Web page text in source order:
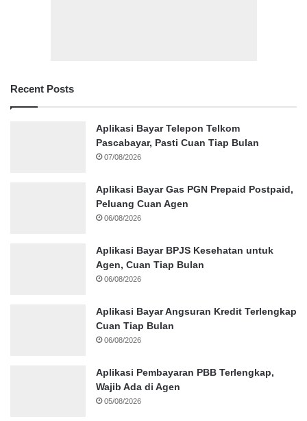
Recent Posts
Aplikasi Bayar Telepon Telkom
Pascabayar, Pasti Cuan Tiap Bulan
07/08/2026
Aplikasi Bayar Gas PGN Prepaid Postpaid,
Peluang Cuan Agen
06/08/2026
Aplikasi Bayar BPJS Kesehatan untuk
Agen, Cuan Tiap Bulan
06/08/2026
Aplikasi Bayar Angsuran Kredit Terlengkap
Cuan Tiap Bulan
06/08/2026
Aplikasi Pembayaran PBB Terlengkap,
Wajib Ada di Agen
05/08/2026